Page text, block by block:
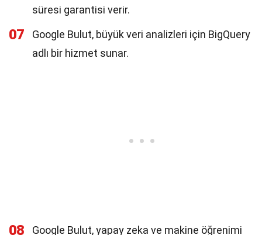
süresi garantisi verir.
07
Google Bulut, büyük veri analizleri için BigQuery
adlı bir hizmet sunar.
08
Google Bulut, yapay zeka ve makine öğrenimi